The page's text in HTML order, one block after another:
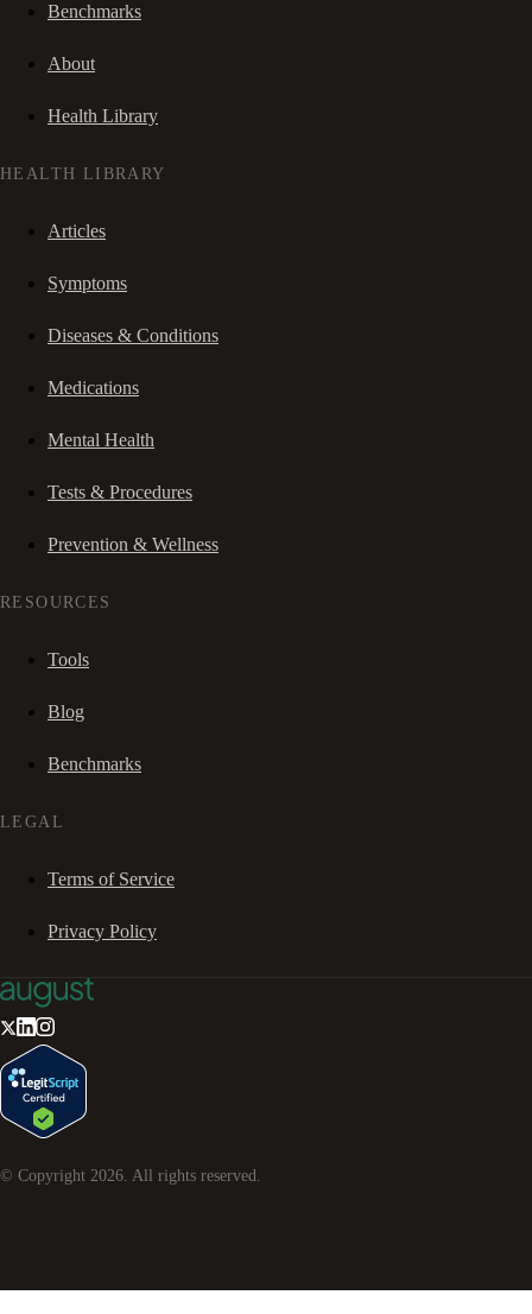
Benchmarks
About
Health Library
HEALTH LIBRARY
Articles
Symptoms
Diseases & Conditions
Medications
Mental Health
Tests & Procedures
Prevention & Wellness
RESOURCES
Tools
Blog
Benchmarks
LEGAL
Terms of Service
Privacy Policy
© Copyright 2026. All rights reserved.